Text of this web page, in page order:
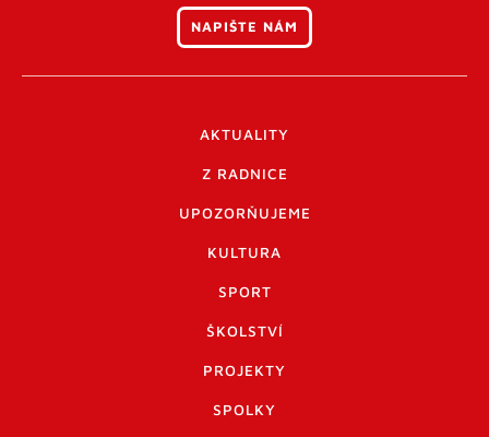
NAPIŠTE NÁM
AKTUALITY
Z RADNICE
UPOZORŇUJEME
KULTURA
SPORT
ŠKOLSTVÍ
PROJEKTY
SPOLKY